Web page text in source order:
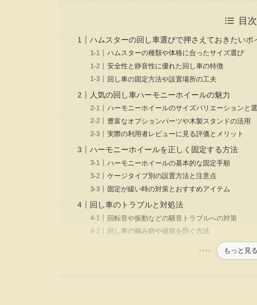
目次
ハムスターの回し車選びで押さえておきたいポ
ハムスターの種類や体格に合ったサイズ選び
安全性と静音性に優れた回し車の特徴
回し車の固定方法や設置場所の工夫
人気の回し車ハーモニーホイールの魅力
ハーモニーホイールのサイズバリエーションと
豊富なオプションパーツや木製スタンドの活用
実際の利用者レビューに見る評価とメリット
ハーモニーホイールを正しく固定する方法
ハーモニーホイールの基本的な固定手順
ケージタイプ別の設置方法と注意点
固定が緩い時の対策とおすすめアイテム
回し車のトラブルと対処法
回転音や振動などの騒音トラブルへの対策
回し車の噛み癖や破損を防ぐ方法
もっと見る